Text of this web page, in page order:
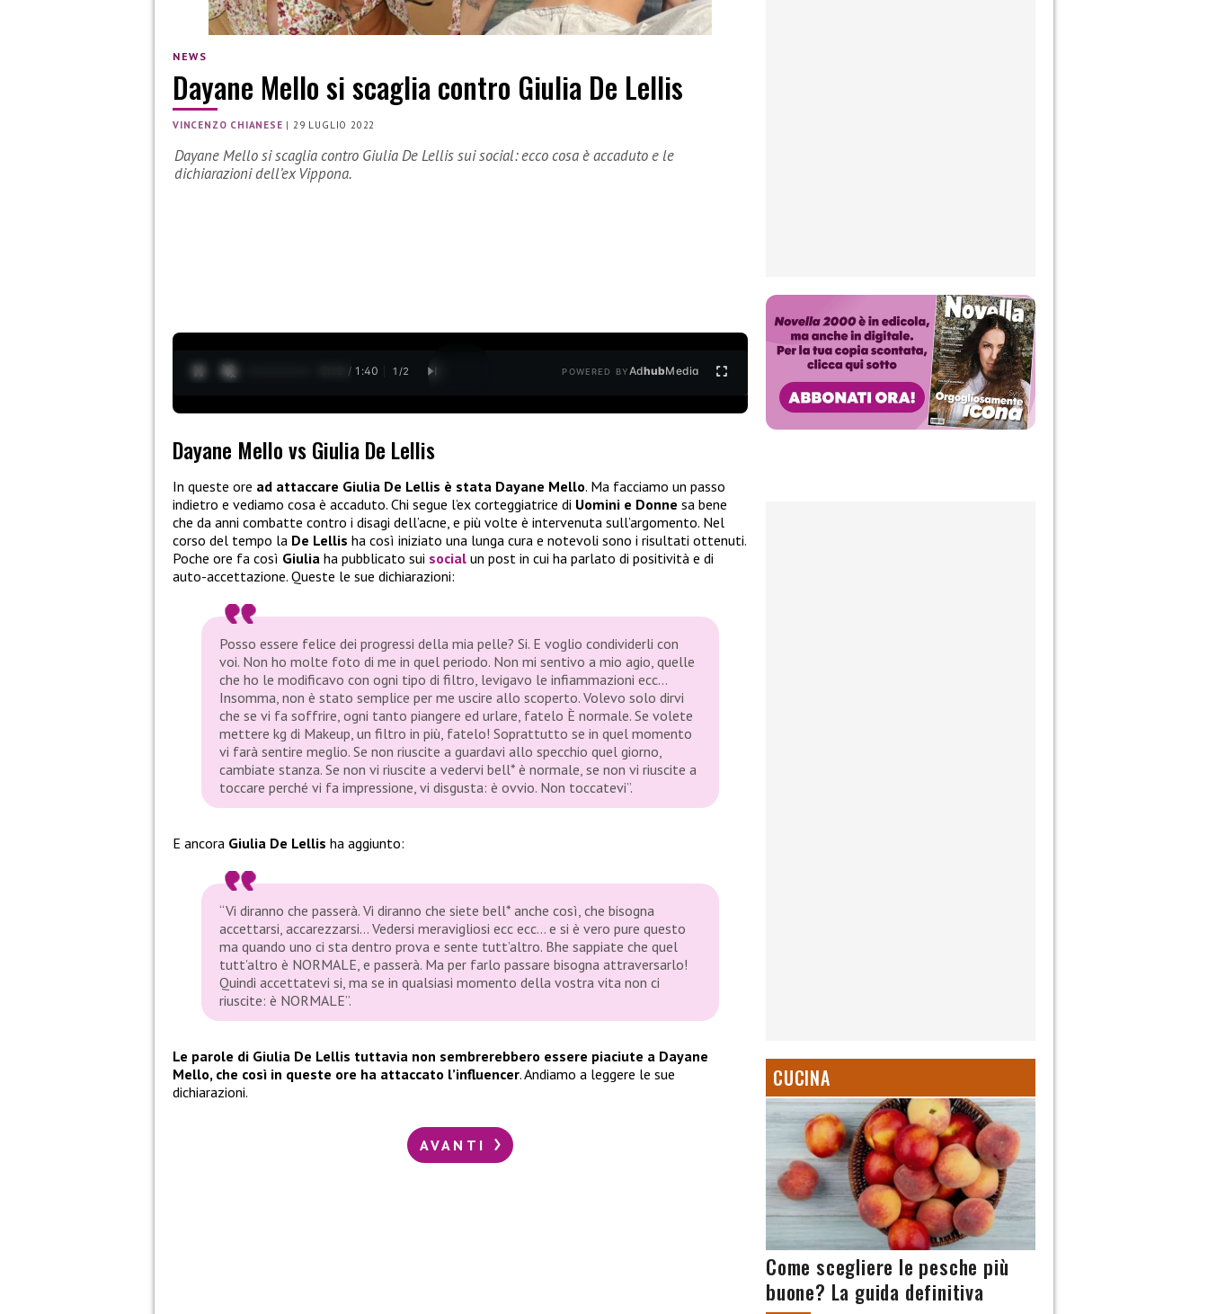
NEWS
Dayane Mello si scaglia contro Giulia De Lellis
VINCENZO CHIANESE |29 LUGLIO 2022
Dayane Mello si scaglia contro Giulia De Lellis sui social: ecco cosa è accaduto e le
dichiarazioni dell’ex Vippona.
0:13 / 1:40 1 /2 POWERED BYAdhubMedia
Dayane Mello vs Giulia De Lellis
In queste ore ad attaccare Giulia De Lellis è stata Dayane Mello. Ma facciamo un passo
indietro e vediamo cosa è accaduto. Chi segue l’ex corteggiatrice di Uomini e Donne sa bene
che da anni combatte contro i disagi dell’acne, e più volte è intervenuta sull’argomento. Nel
corso del tempo la De Lellis ha così iniziato una lunga cura e notevoli sono i risultati ottenuti.
Poche ore fa così Giulia ha pubblicato sui social un post in cui ha parlato di positività e di
auto-accettazione. Queste le sue dichiarazioni:
Posso essere felice dei progressi della mia pelle? Si. E voglio condividerli con
voi. Non ho molte foto di me in quel periodo. Non mi sentivo a mio agio, quelle
che ho le modificavo con ogni tipo di filtro, levigavo le infiammazioni ecc…
Insomma, non è stato semplice per me uscire allo scoperto. Volevo solo dirvi
che se vi fa soffrire, ogni tanto piangere ed urlare, fatelo È normale. Se volete
mettere kg di Makeup, un filtro in più, fatelo! Soprattutto se in quel momento
vi farà sentire meglio. Se non riuscite a guardavi allo specchio quel giorno,
cambiate stanza. Se non vi riuscite a vedervi bell* è normale, se non vi riuscite a
toccare perché vi fa impressione, vi disgusta: è ovvio. Non toccatevi”.
E ancora Giulia De Lellis ha aggiunto:
“Vi diranno che passerà. Vi diranno che siete bell* anche così, che bisogna
accettarsi, accarezzarsi… Vedersi meravigliosi ecc ecc… e si è vero pure questo
ma quando uno ci sta dentro prova e sente tutt’altro. Bhe sappiate che quel
tutt’altro è NORMALE, e passerà. Ma per farlo passare bisogna attraversarlo!
Quindi accettatevi si, ma se in qualsiasi momento della vostra vita non ci
riuscite: è NORMALE”.
Le parole di Giulia De Lellis tuttavia non sembrerebbero essere piaciute a Dayane
Mello, che così in queste ore ha attaccato l’influencer. Andiamo a leggere le sue
dichiarazioni.
AVANTI
CUCINA
Come scegliere le pesche più
buone? La guida definitiva